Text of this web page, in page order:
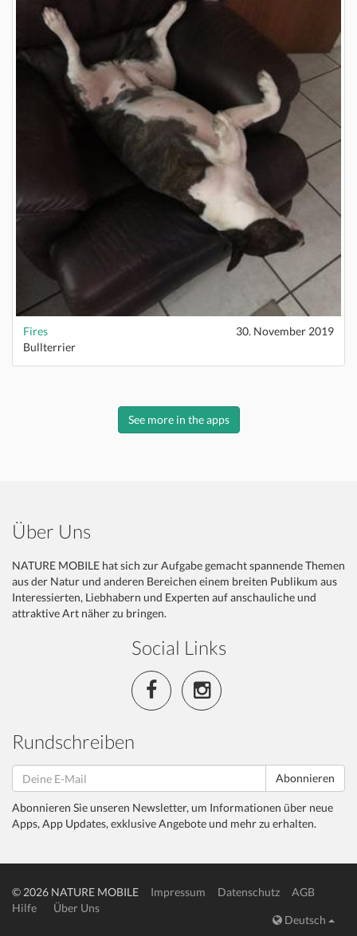
Fires
30. November 2019
Bullterrier
See more in the apps
Über Uns
NATURE MOBILE hat sich zur Aufgabe gemacht spannende Themen
aus der Natur und anderen Bereichen einem breiten Publikum aus
Interessierten, Liebhabern und Experten auf anschauliche und
attraktive Art näher zu bringen.
Social Links
Rundschreiben
Abonnieren
Abonnieren Sie unseren Newsletter, um Informationen über neue
Apps, App Updates, exklusive Angebote und mehr zu erhalten.
© 2026 NATURE MOBILE Impressum Datenschutz
AGB
Hilfe
Über Uns
Deutsch